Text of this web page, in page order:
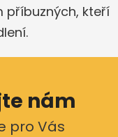
příbuzných, kteří
nám
pro Vás